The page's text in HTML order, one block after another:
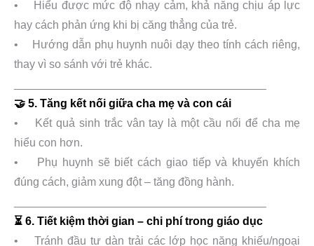
• Hiểu được mức độ nhạy cảm, khả năng chịu áp lực
hay cách phản ứng khi bị căng thẳng của trẻ.
• Hướng dẫn phụ huynh nuôi dạy theo tính cách riêng,
thay vì so sánh với trẻ khác.
🤝 5. Tăng kết nối giữa cha mẹ và con cái
• Kết quả sinh trắc vân tay là một cầu nối để cha mẹ
hiểu con hơn.
• Phụ huynh sẽ biết cách giao tiếp và khuyến khích
đúng cách, giảm xung đột – tăng đồng hành.
⏳ 6. Tiết kiệm thời gian – chi phí trong giáo dục
• Tránh đầu tư dàn trải các lớp học năng khiếu/ngoại